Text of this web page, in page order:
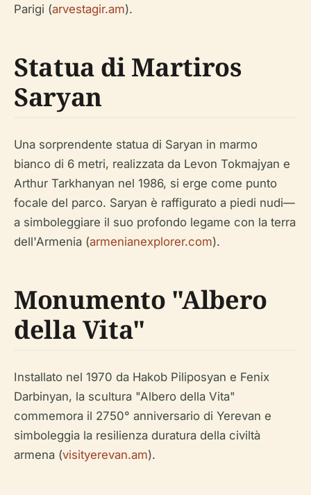
Parigi (arvestagir.am).
Statua di Martiros
Saryan
Una sorprendente statua di Saryan in marmo
bianco di 6 metri, realizzata da Levon Tokmajyan e
Arthur Tarkhanyan nel 1986, si erge come punto
focale del parco. Saryan è raffigurato a piedi nudi—
a simboleggiare il suo profondo legame con la terra
dell'Armenia (armenianexplorer.com).
Monumento "Albero
della Vita"
Installato nel 1970 da Hakob Piliposyan e Fenix
Darbinyan, la scultura "Albero della Vita"
commemora il 2750° anniversario di Yerevan e
simboleggia la resilienza duratura della civiltà
armena (visityerevan.am).